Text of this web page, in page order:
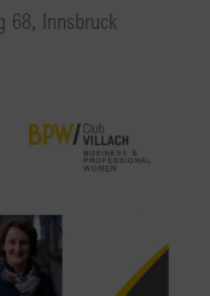
68, Innsbruck